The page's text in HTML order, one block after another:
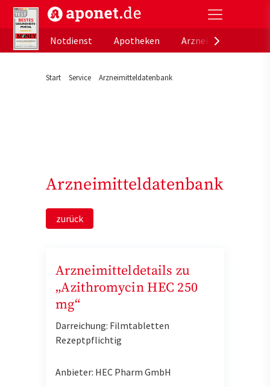
aponet.de - Das offizielle Gesundheitsportal der
Notdienst
Apotheken
Start Service Arzneimitteldatenbank
Arzneimitteldatenbank
zurück
Arzneimitteldetails zu
„Azithromycin HEC 250
mg“
Darreichung: Filmtabletten
Rezeptpflichtig
Anbieter: HEC Pharm GmbH